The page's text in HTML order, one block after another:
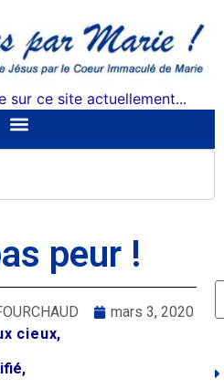
sur ce site actuellement...
peur !
mars 3, 2020
cieux,